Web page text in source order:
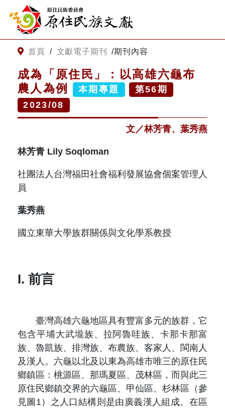
跳到主要內容
網站導覽
客服諮詢
搜
尋
關
鍵
字
關於我們
原住民族文獻會設置要點
歷次會議記錄
網站訊息 出版品專區
出版品查詢
歷史期刊
訂閱電子報
徵稿說明
期刊查詢
首頁 / 文獻電子期刊 /期刊內容
成為「原住民」：以高雄六龜布
農人為例
本期專題 第56期
2023/08
文／林芳青、葉秀燕
林芳青 Lily Soqloman
社團法人台灣福田社會福利發展協會個案管理人
員
葉秀燕
國立東華大學族群關係與文化學系教授
I. 前言
臺灣高雄六龜地區具有豐富多元的族群，它
包含平埔大武壠族、拉阿魯哇族、卡那卡那富
族、魯凱族、排灣族、布農族、客家人、閩南人
及漢人。六龜以北及以東為高雄市唯三的原住民
鄉鎮區：桃源區、那瑪夏區、茂林區，而與此三
原住民鄉鎮交界的六龜區、甲仙區、杉林區（參
見圖1）之人口結構則是由廣義漢人組成。在區